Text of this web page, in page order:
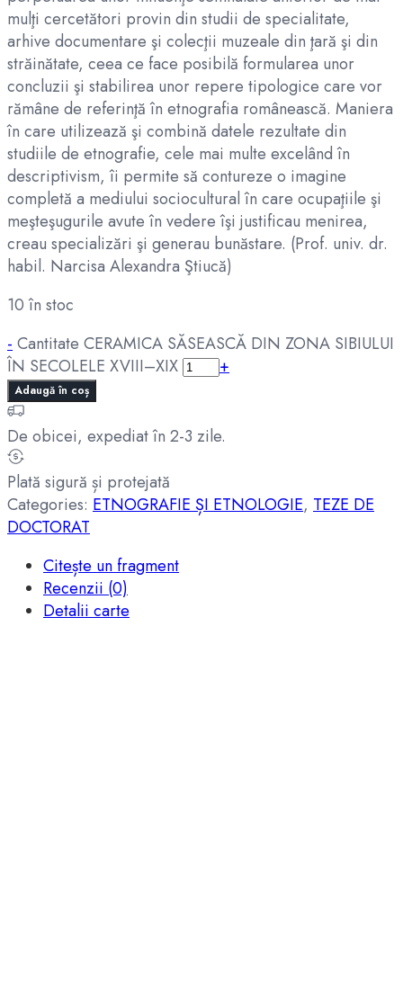
mulţi cercetători provin din studii de specialitate,
arhive documentare şi colecţii muzeale din ţară şi din
străinătate, ceea ce face posibilă formularea unor
concluzii şi stabilirea unor repere tipologice care vor
rămâne de referinţă în etnografia românească. Maniera
în care utilizează şi combină datele rezultate din
studiile de etnografie, cele mai multe excelând în
descriptivism, îi permite să contureze o imagine
completă a mediului sociocultural în care ocupaţiile şi
meşteşugurile avute în vedere îşi justificau menirea,
creau specializări şi generau bunăstare. (Prof. univ. dr.
habil. Narcisa Alexandra Ştiucă)
10 în stoc
-Cantitate CERAMICA SĂSEASCĂ DIN ZONA SIBIULUI
ÎN SECOLELE XVIII–XIX
+
Adaugă în coș
De obicei, expediat în 2-3 zile.
Plată sigură și protejată
Categories: ETNOGRAFIE ȘI ETNOLOGIE, TEZE DE
DOCTORAT
Citește un fragment
Recenzii (0)
Detalii carte